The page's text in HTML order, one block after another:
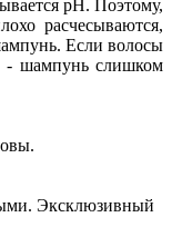
pH. Поэтому,
расчесываются,
Если волосы
- шампунь слишком
Эксклюзивный